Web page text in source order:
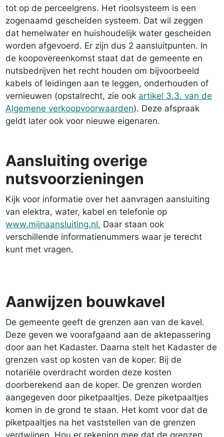
tot op de perceelgrens. Het rioolsysteem is een
zogenaamd gescheiden systeem. Dat wil zeggen
dat hemelwater en huishoudelijk water gescheiden
worden afgevoerd. Er zijn dus 2 aansluitpunten. In
de koopovereenkomst staat dat de gemeente en
nutsbedrijven het recht houden om bijvoorbeeld
kabels of leidingen aan te leggen, onderhouden of
vernieuwen (opstalrecht, zie ook artikel 3.3. van de
Algemene verkoopvoorwaarden). Deze afspraak
geldt later ook voor nieuwe eigenaren.
Aansluiting overige
nutsvoorzieningen
Kijk voor informatie over het aanvragen aansluiting
van elektra, water, kabel en telefonie op
www.mijnaansluiting.nl. Daar staan ook
verschillende informatienummers waar je terecht
kunt met vragen.
Aanwijzen bouwkavel
De gemeente geeft de grenzen aan van de kavel.
Deze geven we voorafgaand aan de aktepassering
door aan het Kadaster. Daarna stelt het Kadaster de
grenzen vast op kosten van de koper. Bij de
notariële overdracht worden deze kosten
doorberekend aan de koper. De grenzen worden
aangegeven door piketpaaltjes. Deze piketpaaltjes
komen in de grond te staan. Het komt voor dat de
piketpaaltjes na het vaststellen van de grenzen
verdwijnen. Hou er rekening mee dat de grenzen